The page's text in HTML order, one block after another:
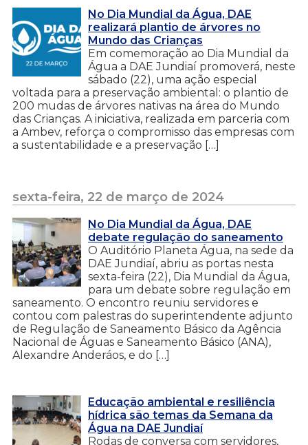
No Dia Mundial da Água, DAE
realizará plantio de árvores no
Mundo das Crianças
Em comemoração ao Dia Mundial da
Água a DAE Jundiaí promoverá, neste
sábado (22), uma ação especial
voltada para a preservação ambiental: o plantio de
200 mudas de árvores nativas na área do Mundo
das Crianças. A iniciativa, realizada em parceria com
a Ambev, reforça o compromisso das empresas com
a sustentabilidade e a preservação […]
sexta-feira, 22 de março de 2024
No Dia Mundial da Água, DAE
debate regulação do saneamento
O Auditório Planeta Água, na sede da
DAE Jundiaí, abriu as portas nesta
sexta-feira (22), Dia Mundial da Água,
para um debate sobre regulação em
saneamento. O encontro reuniu servidores e
contou com palestras do superintendente adjunto
de Regulação de Saneamento Básico da Agência
Nacional de Águas e Saneamento Básico (ANA),
Alexandre Anderáos, e do […]
Educação ambiental e resiliência
hídrica são temas da Semana da
Água na DAE Jundiaí
Rodas de conversa com servidores,